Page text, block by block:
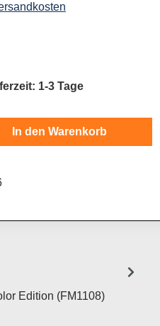
1-3 Tage
den gewünschten
In den Warenkorb
Edition (FM1108)